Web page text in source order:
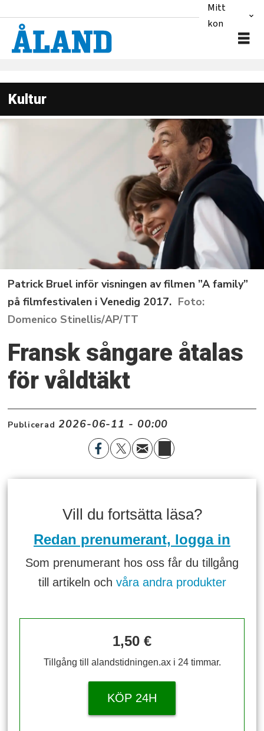
Mitt
konto
Kultur
Patrick Bruel inför visningen av filmen ”A family”
på filmfestivalen i Venedig 2017.
Domenico Stinellis/AP/TT
Fransk sångare åtalas
för våldtäkt
Publicerad 2026-06-11 - 00:00
Vill du fortsätta läsa?
Redan prenumerant, logga in
Som prenumerant hos oss får du tillgång
till artikeln och våra andra produkter
1,50 €
Tillgång till alandstidningen.ax i 24 timmar.
KÖP 24H